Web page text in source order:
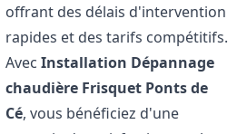
offrant des délais d'intervention
rapides et des tarifs compétitifs.
AvecInstallation Dépannage
chaudière Frisquet Ponts de
Cé, vous bénéficiez d'une